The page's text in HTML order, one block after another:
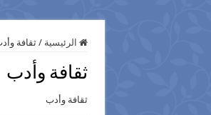
الرئيسية / ثقافة
ثقافة وأدب
ثقافة وأدب